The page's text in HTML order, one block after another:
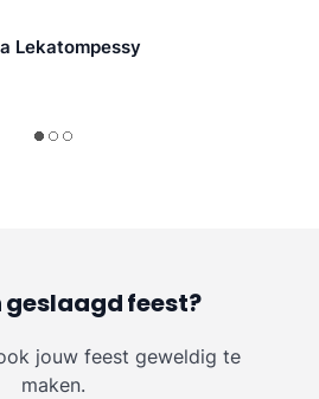
Lekatompessy
geslaagd feest?
jouw feest geweldig te
maken.